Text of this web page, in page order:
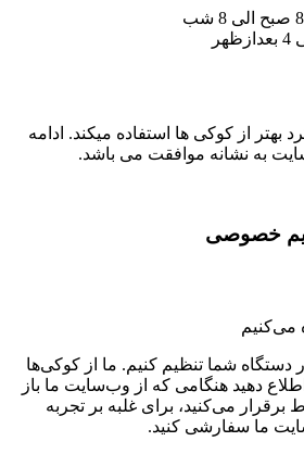
8 صبح الی 8 شب
بهتر از کوکی ها استفاده میکند. ادامه
به نشانه موافقت می باشد.
خصوصی
می‌کنیم
شما تنظیم کنیم. ما از کوکی‌ها
دهید هنگامی که از وب‌سایت ما باز
برقرار می‌کنید، برای غلبه بر تجربه
ما سفارشی کنید.